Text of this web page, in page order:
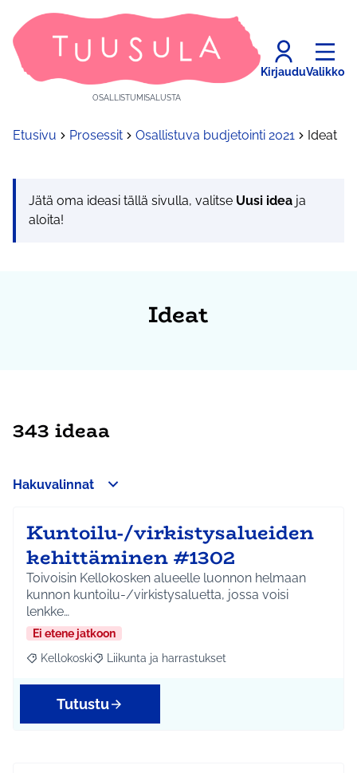
OSALLISTUMISALUSTA
KirjauduValikko
Etusivu Prosessit Osallistuva budjetointi 2021 Ideat
Jätä oma ideasi tällä sivulla, valitse Uusi idea ja
aloita!
Ideat
343 ideaa
Hakuvalinnat
Kuntoilu-/virkistysalueiden
kehittäminen #1302
Toivoisin Kellokosken alueelle luonnon helmaan
kunnon kuntoilu-/virkistysaluetta, jossa voisi
lenkke…
Ei etene jatkoon
Rajaa tulokset aihepiirin mukaan: Kellokoski
Kellokoski Rajaa tulokset teeman mukaan: Liikunta ja
Liikunta ja harrastukset
Tutustu